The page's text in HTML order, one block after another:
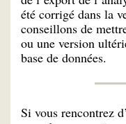
été corrigé dans la
conseillons de
ou une version
base de données.
Si vous rencontrez